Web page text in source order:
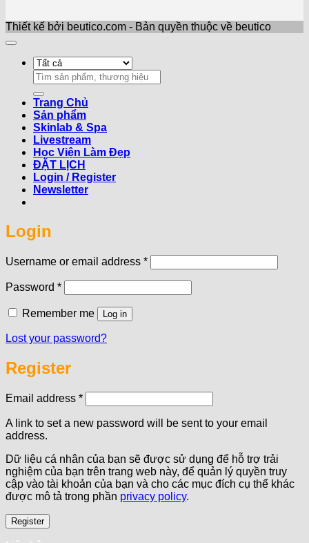
Thiết kế bởi beutico.com - Bản quyền thuộc về beutico
Search
for:
Trang Chủ
Sản phẩm
Skinlab & Spa
Livestream
Học Viện Làm Đẹp
ĐẶT LỊCH
Login / Register
Newsletter
Login
Username or email address *Required
Password *Required
Remember me Log in
Lost your password?
Register
Email address *Required
A link to set a new password will be sent to your email
address.
Dữ liệu cá nhân của bạn sẽ được sử dụng để hỗ trợ trải
nghiệm của bạn trên trang web này, để quản lý quyền truy
cập vào tài khoản của bạn và cho các mục đích cụ thể khác
được mô tả trong phần privacy policy.
Register